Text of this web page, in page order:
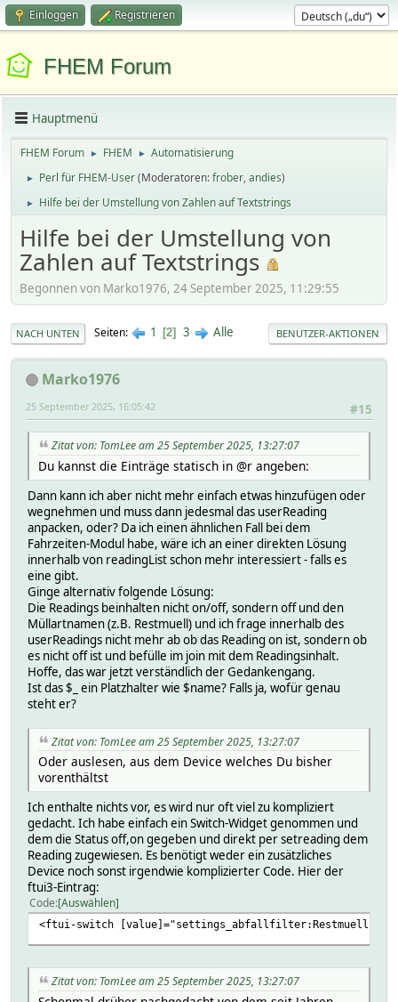
Einloggen Registrieren
FHEM Forum
Hauptmenü
FHEM Forum ► FHEM ► Automatisierung
► Perl für FHEM-User(Moderatoren:frober,andies)
► Hilfe bei der Umstellung von Zahlen auf Textstrings
Hilfe bei der Umstellung von
Zahlen auf Textstrings
Begonnen von Marko1976, 24 September 2025, 11:29:55
NACH UNTEN Seiten 1 2 3 Alle BENUTZER-AKTIONEN
Marko1976
#15
25 September 2025, 16:05:42
Zitat von: TomLee am 25 September 2025, 13:27:07
Du kannst die Einträge statisch in @r angeben:
Dann kann ich aber nicht mehr einfach etwas hinzufügen oder
wegnehmen und muss dann jedesmal das userReading
anpacken, oder? Da ich einen ähnlichen Fall bei dem
Fahrzeiten-Modul habe, wäre ich an einer direkten Lösung
innerhalb von readingList schon mehr interessiert - falls es
eine gibt.
Ginge alternativ folgende Lösung:
Die Readings beinhalten nicht on/off, sondern off und den
Müllartnamen (z.B. Restmuell) und ich frage innerhalb des
userReadings nicht mehr ab ob das Reading on ist, sondern ob
es nicht off ist und befülle im join mit dem Readingsinhalt.
Hoffe, das war jetzt verständlich der Gedankengang.
Ist das $_ ein Platzhalter wie $name? Falls ja, wofür genau
steht er?
Zitat von: TomLee am 25 September 2025, 13:27:07
Oder auslesen, aus dem Device welches Du bisher
vorenthältst
Ich enthalte nichts vor, es wird nur oft viel zu kompliziert
gedacht. Ich habe einfach ein Switch-Widget genommen und
dem die Status off,on gegeben und direkt per setreading dem
Reading zugewiesen. Es benötigt weder ein zusätzliches
Device noch sonst irgendwie komplizierter Code. Hier der
ftui3-Eintrag:
Code Auswählen
<ftui-switch [value]="settings_abfallfilter:Restmuell"
Zitat von: TomLee am 25 September 2025, 13:27:07